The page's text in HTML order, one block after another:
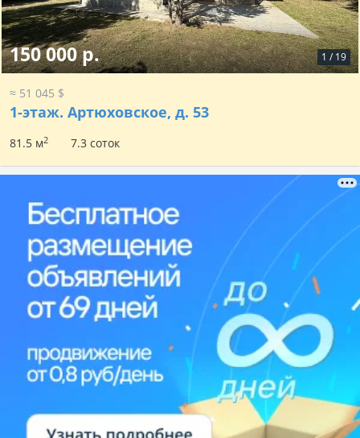
1 / 19
150 000 р.
≈ 51 045 $
1-этаж. Артюховское, д. 53
81.5 м2 7.3 соток